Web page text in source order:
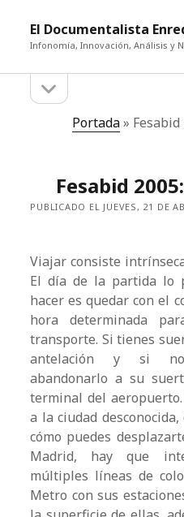
El Documentalista
Infonomía, Innovación, Análisis y
Barra
la
lateralPortada»
Fesabid
PUBLICADO EL JUEVES, 21 DE
Viajar consiste
El día de la partida lo
hacer es quedar con el
hora determinada
transporte. Si tienes
antelación y si no
abandonarlo a su
terminal del
a la ciudad
cómo puedes
Madrid, hay que
múltiples líneas de
Metro con sus